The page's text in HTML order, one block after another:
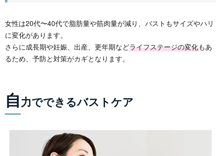
女性は20代〜40代で脂肪量や筋肉量が減り、バストもサイズやハリ
に変化があります。
さらに成長期や妊娠、出産、更年期などライフステージの変化もあ
るため、予防と対策がカギとなります。
自力でできるバストケア